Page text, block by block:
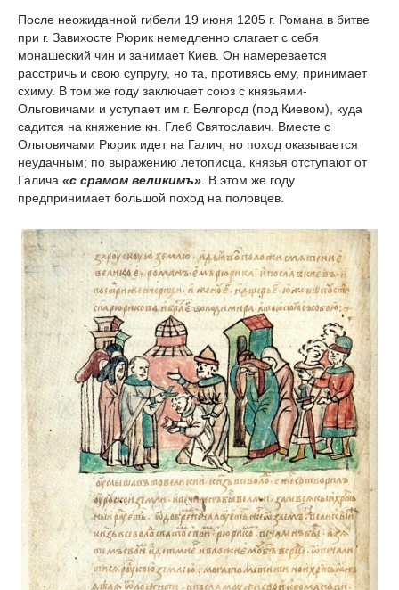
После неожиданной гибели 19 июня 1205 г. Романа в битве
при г. Завихосте Рюрик немедленно слагает с себя
монашеский чин и занимает Киев. Он намеревается
расстричь и свою супругу, но та, противясь ему, принимает
схиму. В том же году заключает союз с князьями-
Ольговичами и уступает им г. Белгород (под Киевом), куда
садится на княжение кн. Глеб Святославич. Вместе с
Ольговичами Рюрик идет на Галич, но поход оказывается
неудачным; по выражению летописца, князья отступают от
Галича «с срамом великимъ» . В этом же году
предпринимает большой поход на половцев.